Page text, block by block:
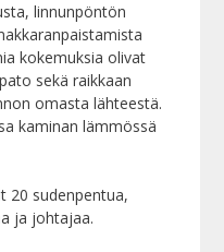
linnunpöntön
kokemuksia olivat
sekä raikkaan
omasta lähteestä.
kaminan lämmössä
20 sudenpentua,
ja johtajaa.